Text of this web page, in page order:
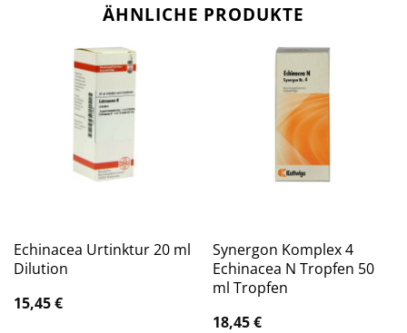
ÄHNLICHE PRODUKTE
Echinacea Urtinktur 20 ml
Dilution
15,45€
Synergon Komplex 4
Echinacea N Tropfen 50
ml Tropfen
18,45€